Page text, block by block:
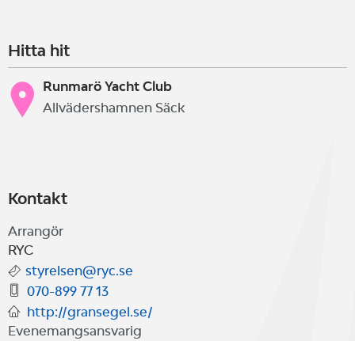
Hitta hit
Runmarö Yacht Club
Allvädershamnen Säck
Kontakt
Arrangör
RYC
styrelsen@ryc.se
070-899 77 13
http://gransegel.se/
Evenemangsansvarig